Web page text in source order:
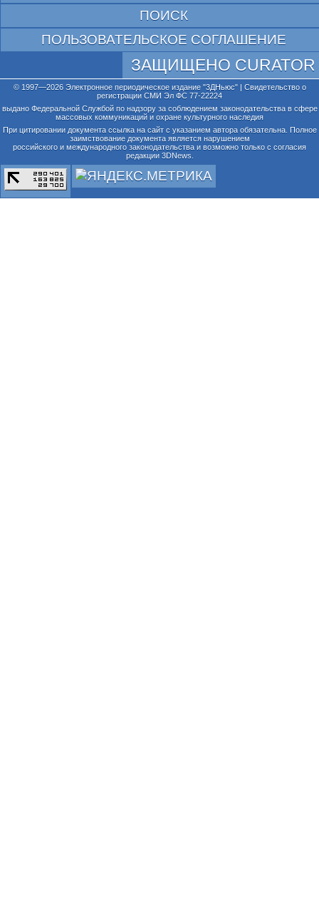
ПОИСК
ПОЛЬЗОВАТЕЛЬСКОЕ СОГЛАШЕНИЕ
ЗАЩИЩЕНО CURATOR
© 1997—2026 Электронное периодическое издание "3ДНьюс" | Свидетельство о
регистрации СМИ Эл ФС 77-22224
выдано Федеральной Службой по надзору за соблюдением законодательства в сфере
массовых коммуникаций и охране культурного наследия
При цитировании документа ссылка на сайт с указанием автора обязательна. Полное
заимствование документа является нарушением
российского и международного законодательства и возможно только с согласия
редакции 3DNews.